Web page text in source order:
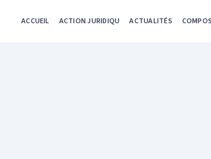
ACCUEIL ACTION JURIDIQU ACTUALITÉS